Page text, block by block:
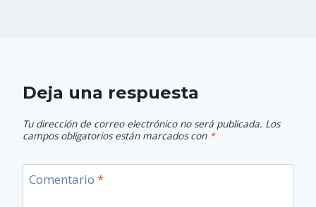
Deja una respuesta
Tu dirección de correo electrónico no será publicada. Los
campos obligatorios están marcados con *
Comentario *